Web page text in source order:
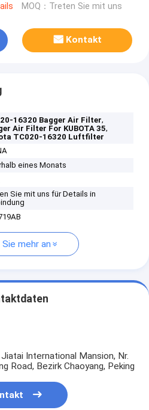
MOQ：Treten Sie mit uns
Kontakt
16320 Bagger Air Filter,
Air Filter For KUBOTA 35,
TC020-16320 Luftfilter
eines Monats
Sie mit uns für Details in
mehr an
International Mansion, Nr.
Road, Bezirk Chaoyang, Peking